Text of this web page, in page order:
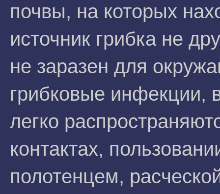
почвы, на которых
источник грибка не
не заразен для
грибковые инфекции,
легко
контактах,
полотенцем,